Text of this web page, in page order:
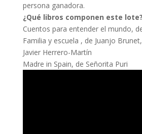
persona ganadora.
¿Qué libros componen este lote?
Cuentos para entender el mundo,
Familia y escuela , de Juanjo
Javier Herrero-Martín
Madre in Spain, de Señorita Puri